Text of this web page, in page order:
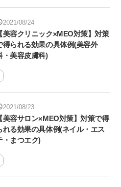
2021/08/24
【美容クリニック×MEO対策】対策
得られる効果の具体例(美容外
・美容皮膚科)
2021/08/23
【美容サロン×MEO対策】対策で得
れる効果の具体例(ネイル・エス
・まつエク)